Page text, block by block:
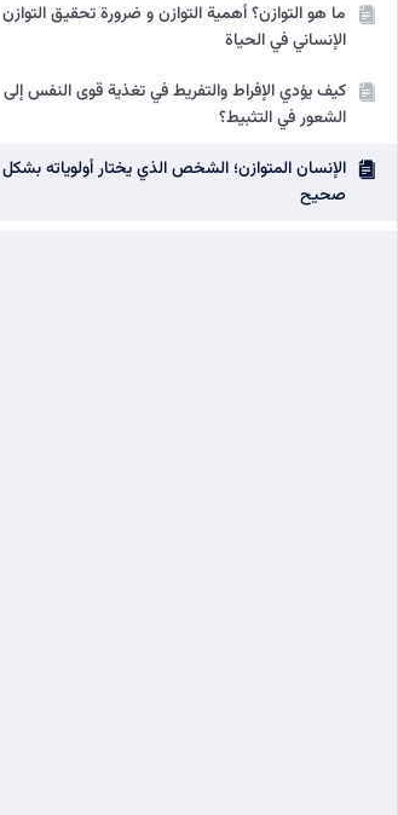
ما هو التوازن؟ أهمية التوازن و ضرورة تحقيق التوازن
الإنساني في الحياة
كيف يؤدي الإفراط والتفريط في تغذية قوى النفس إلى
الشعور في التثبيط؟
الإنسان المتوازن؛ الشخص الذي يختار أولوياته بشكل
صحيح